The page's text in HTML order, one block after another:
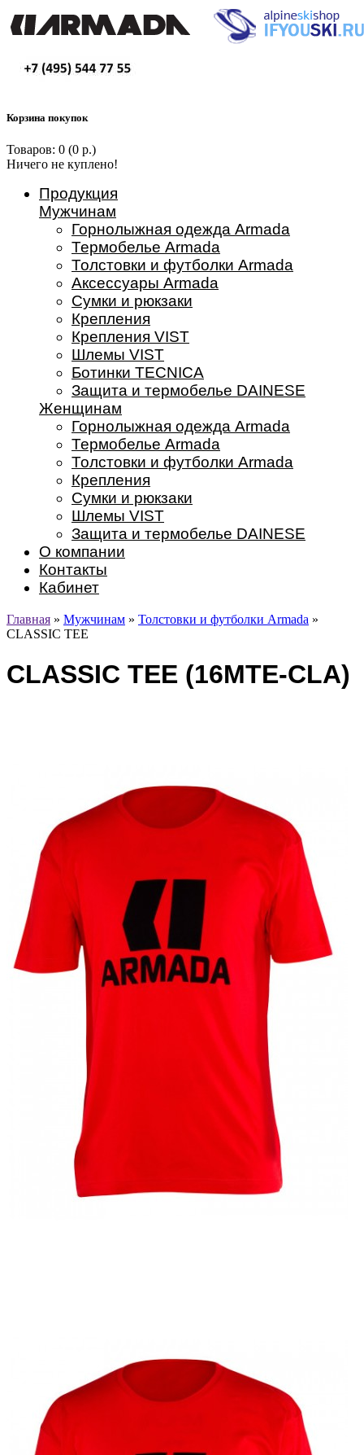
Корзина покупок
Товаров: 0 (0 р.)
Ничего не куплено!
Продукция
Мужчинам
Горнолыжная одежда Armada
Термобелье Armada
Толстовки и футболки Armada
Аксессуары Armada
Сумки и рюкзаки
Крепления
Крепления VIST
Шлемы VIST
Ботинки TECNICA
Защита и термобелье DAINESE
Женщинам
Горнолыжная одежда Armada
Термобелье Armada
Толстовки и футболки Armada
Крепления
Сумки и рюкзаки
Шлемы VIST
Защита и термобелье DAINESE
О компании
Контакты
Кабинет
Главная » Мужчинам » Толстовки и футболки Armada »
CLASSIC TEE
CLASSIC TEE (16MTE-CLA)